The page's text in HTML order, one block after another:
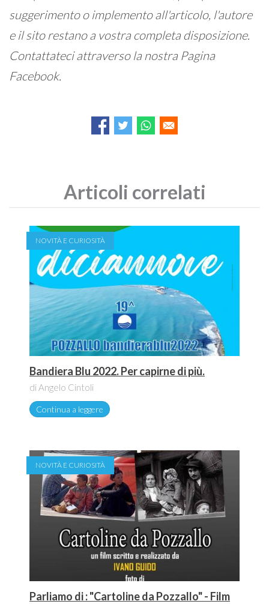
suggerimento o implemento all'articolo, l'autore
e il sito restano a vostra completa disposizione.
Contattateci attraverso la nostra Pagina
Facebook.
Articoli correlati
NOVITÀ E CURIOSITÀ
Bandiera Blu 2022. Per capirne di più.
di Angelo Cintoli
Continua a leggere
NOVITÀ E CURIOSITÀ
Parliamo di : "Cartoline da Pozzallo" - Film